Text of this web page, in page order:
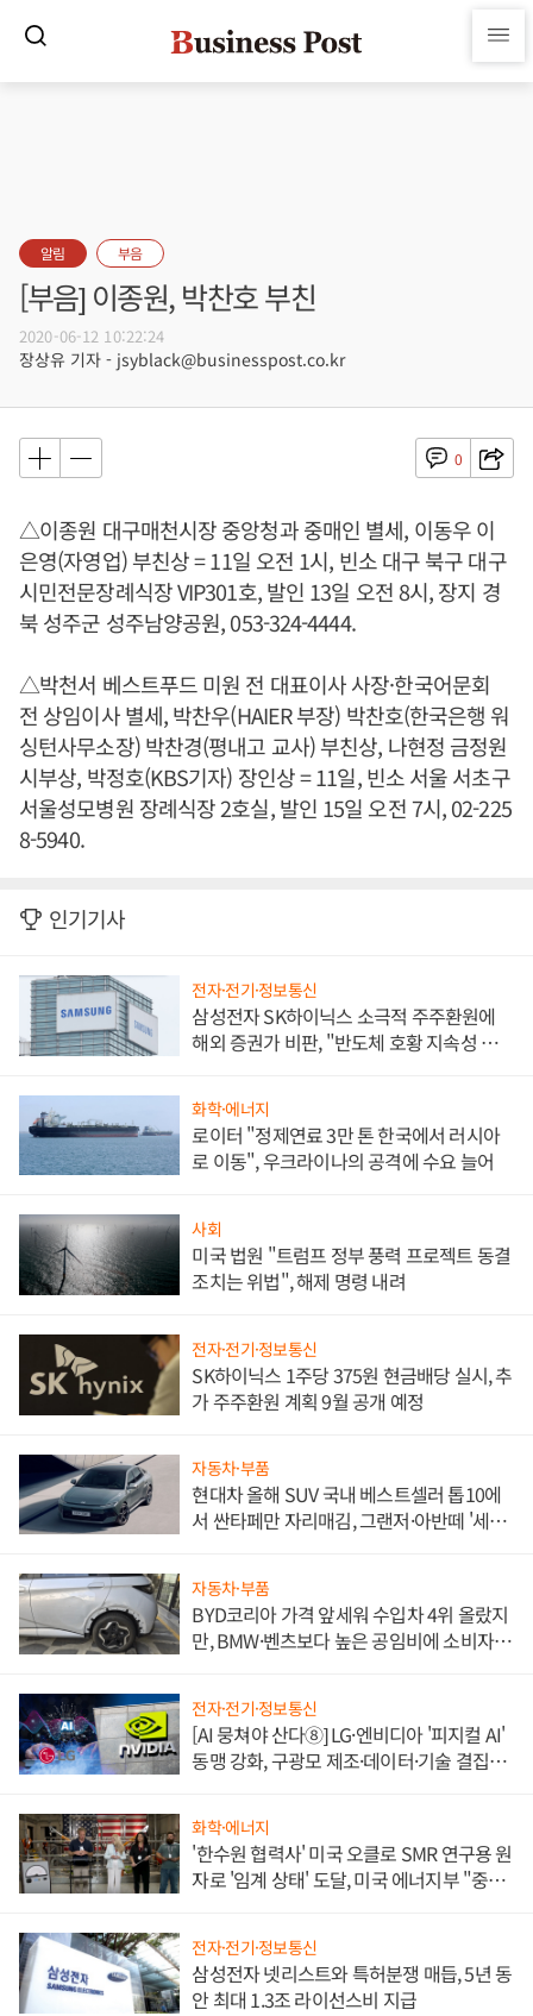
알림 부음
[부음] 이종원, 박찬호 부친
2020-06-12 10:22:24
장상유 기자 - jsyblack@businesspost.co.kr
0
△이종원 대구매천시장 중앙청과 중매인 별세, 이동우 이
은영(자영업) 부친상 = 11일 오전 1시, 빈소 대구 북구 대구
시민전문장례식장 VIP301호, 발인 13일 오전 8시, 장지 경
북 성주군 성주남양공원, 053-324-4444.
△박천서 베스트푸드 미원 전 대표이사 사장·한국어문회
전 상임이사 별세, 박찬우(HAIER 부장) 박찬호(한국은행 워
싱턴사무소장) 박찬경(평내고 교사) 부친상, 나현정 금정원
시부상, 박정호(KBS기자) 장인상 = 11일, 빈소 서울 서초구
서울성모병원 장례식장 2호실, 발인 15일 오전 7시, 02-225
8-5940.
인기기사
전자·전기·정보통신
삼성전자 SK하이닉스 소극적 주주환원에
해외 증권가 비판, "반도체 호황 지속성 의
화학·에너지
로이터 "정제연료 3만 톤 한국에서 러시아
로 이동", 우크라이나의 공격에 수요 늘어
사회
미국 법원 "트럼프 정부 풍력 프로젝트 동결
조치는 위법", 해제 명령 내려
전자·전기·정보통신
SK하이닉스 1주당 375원 현금배당 실시, 추
가 주주환원 계획 9월 공개 예정
자동차·부품
현대차 올해 SUV 국내 베스트셀러 톱10에
서 싼타페만 자리매김, 그랜저·아반떼 '세단
자동차·부품
BYD코리아 가격 앞세워 수입차 4위 올랐지
만, BMW·벤츠보다 높은 공임비에 소비자
전자·전기·정보통신
[AI 뭉쳐야 산다⑧] LG·엔비디아 '피지컬 AI'
동맹 강화, 구광모 제조·데이터·기술 결집
화학·에너지
'한수원 협력사' 미국 오클로 SMR 연구용 원
자로 '임계 상태' 도달, 미국 에너지부 "중요
전자·전기·정보통신
삼성전자 넷리스트와 특허분쟁 매듭, 5년 동
안 최대 1.3조 라이선스비 지급